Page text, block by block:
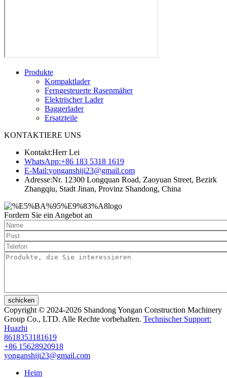
Produkte
Kompaktlader
Ferngesteuerte Rasenmäher
Elektrischer Lader
Baggerlader
Ersatzteile
KONTAKTIERE UNS
Kontakt:Herr Lei
WhatsApp:+86 183 5318 1619
E-Mail:yonganshiji23@gmail.com
Adresse:Nr. 12300 Longquan Road, Zaoyuan Street, Bezirk
Zhangqiu, Stadt Jinan, Provinz Shandong, China
Fordern Sie ein Angebot an
schicken
Copyright © 2024-2026 Shandong Yongan Construction Machinery
Group Co., LTD. Alle Rechte vorbehalten. Technischer Support:
Huazhi
8618353181619
+86 15628920918
yonganshiji23@gmail.com
Heim